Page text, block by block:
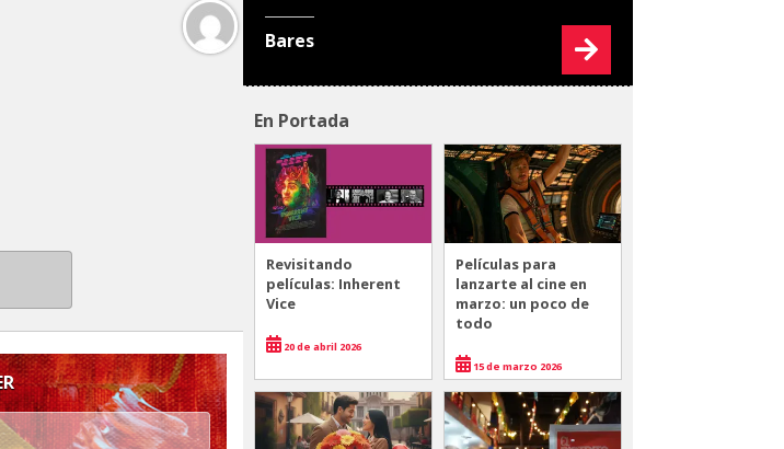
Bares
En Portada
Revisitando
películas: Inherent
Vice
20 de abril 2026
Películas para
lanzarte al cine en
marzo: un poco de
todo
15 de marzo 2026